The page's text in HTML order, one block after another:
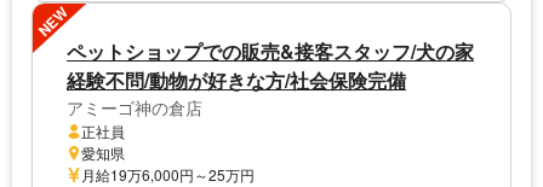
NEW
ペットショップでの販売&接客スタッフ/犬の家
経験不問/動物が好きな方/社会保険完備
アミーゴ神の倉店
正社員
愛知県
月給19万6,000円～25万円